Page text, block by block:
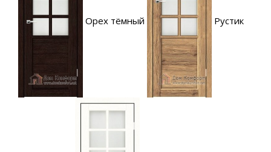
Орех тёмный Рустик